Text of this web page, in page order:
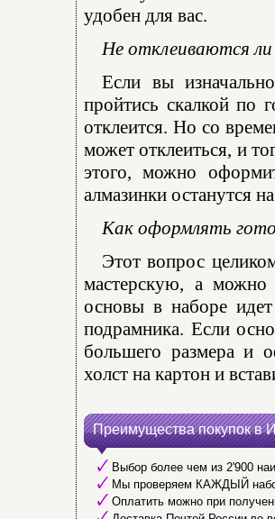
удобен для вас.
Не отклеиваются ли
Если вы
пройтись скалкой по
отклеится. Но со
может отклеиться, и
этого, можно
алмазинки останутся
Как оформлять
Этот вопрос
мастерскую, а можно
основы в наборе
подрамника. Если
большего размера и
холст на картон и
Преимущества покупок в
Выбор более чем из 2'900
Мы проверяем КАЖДЫЙ набор
Оплатить можно при